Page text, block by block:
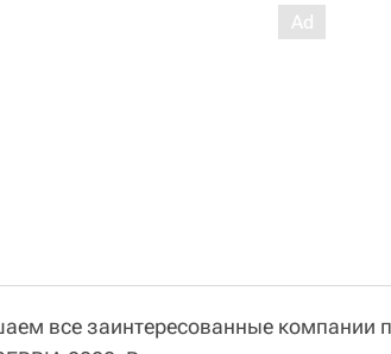
все заинтересованные компании